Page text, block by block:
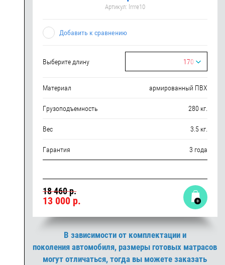
Артикул: lrrre10
Добавить к сравнению
Выберите длину 170
Материал армированный ПВХ
Грузоподъемность 280 кг.
Вес 3.5 кг.
Гарантия 3 года
18 460 р.
13 000р.
В зависимости от комплектации и
поколения автомобиля, размеры готовых матрасов
могут отличаться, тогда вы можете заказать